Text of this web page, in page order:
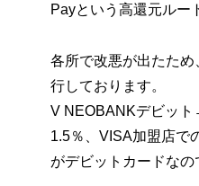
Payという高還元ルー
各所で改悪が出たた
行しております。
V NEOBANKデビッ
1.5％、VISA加盟店で
がデビットカードなの